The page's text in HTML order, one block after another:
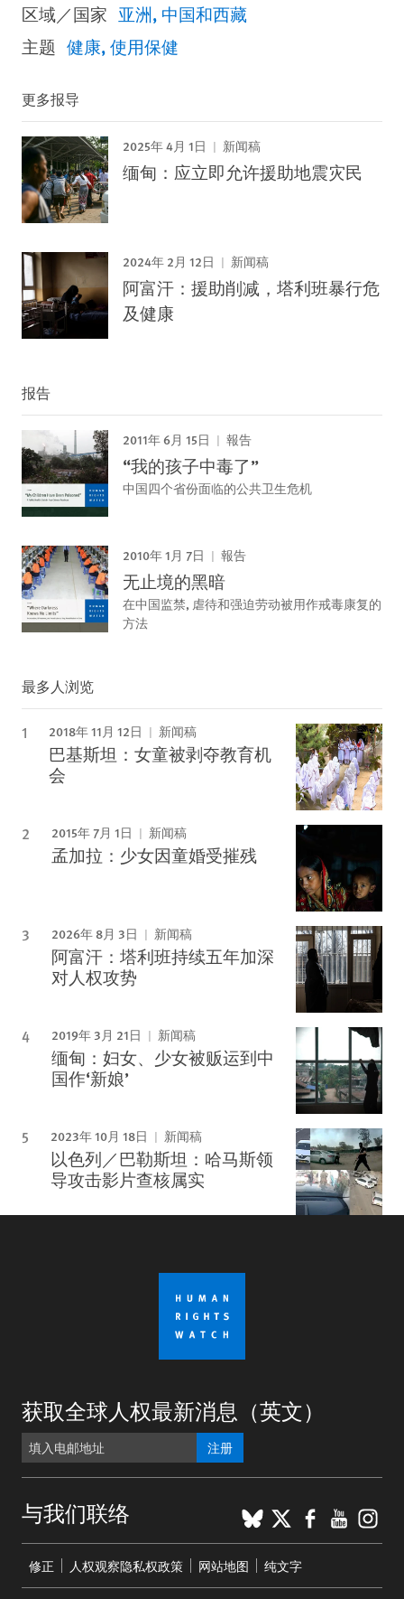
区域／国家 亚洲 中国和西藏
主题 健康 使用保健
更多报导
2025年 4月 1日 新闻稿
缅甸：应立即允许援助地震灾民
2024年 2月 12日 新闻稿
阿富汗：援助削减，塔利班暴行危
及健康
报告
2011年 6月 15日 報告
“我的孩子中毒了”
中国四个省份面临的公共卫生危机
2010年 1月 7日 報告
无止境的黑暗
在中国监禁, 虐待和强迫劳动被用作戒毒康复的
方法
最多人浏览
2018年 11月 12日 新闻稿
巴基斯坦：女童被剥夺教育机
会
2015年 7月 1日 新闻稿
孟加拉：少女因童婚受摧残
2026年 8月 3日 新闻稿
阿富汗：塔利班持续五年加深
对人权攻势
2019年 3月 21日 新闻稿
缅甸：妇女、少女被贩运到中
国作‘新娘’
2023年 10月 18日 新闻稿
以色列／巴勒斯坦：哈马斯领
导攻击影片查核属实
获取全球人权最新消息（英文）
注册
与我们联络 BlueSky
X
menu
修正 人权观察隐私权政策 网站地图 纯文字